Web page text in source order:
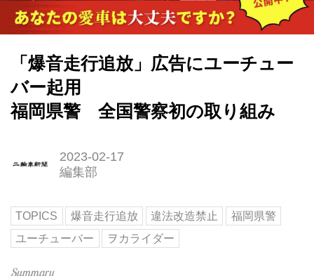
「爆音走行追放」広告にユーチュー
バー起用
福岡県警 全国警察初の取り組み
2023-02-17
編集部
TOPICS 爆音走行追放 違法改造禁止
福岡県警
ユーチューバー
ヲカライダー